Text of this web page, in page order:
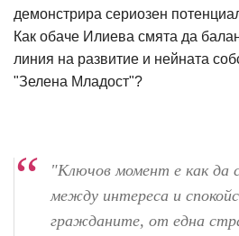
демонстрира сериозен
Как обаче Илиева смята да
линия на развитие и нейната
"Зелена Младост"?
"Ключов момент е как да
между интереса и
гражданите, от една